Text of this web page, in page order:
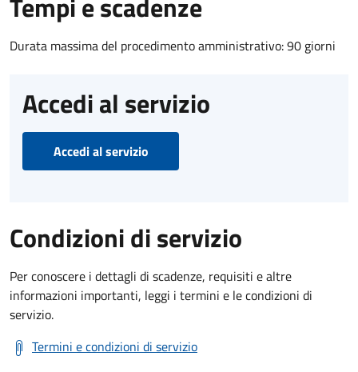
Durata massima del procedimento amministrativo: 90 giorni
Accedi al servizio
Accedi al servizio
Condizioni di servizio
Per conoscere i dettagli di scadenze, requisiti e altre
informazioni importanti, leggi i termini e le condizioni di
servizio.
Termini e condizioni di servizio